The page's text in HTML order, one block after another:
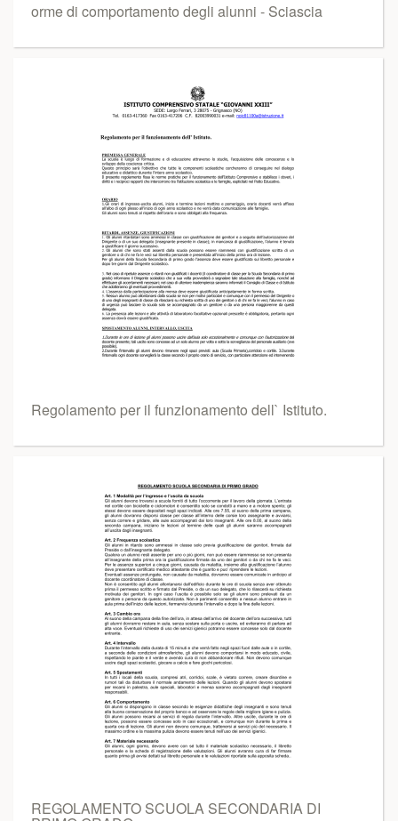
orme di comportamento degli alunni - Sciascia
Regolamento per il funzionamento dell` Istituto.
REGOLAMENTO SCUOLA SECONDARIA DI